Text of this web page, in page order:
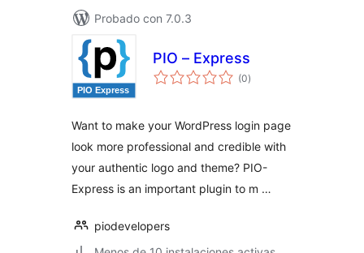
Probado con 7.0.3
PIO – Express
(0total
de
)
Want to make your WordPress login page
look more professional and credible with
your authentic logo and theme? PIO-
Express is an important plugin to m …
piodevelopers